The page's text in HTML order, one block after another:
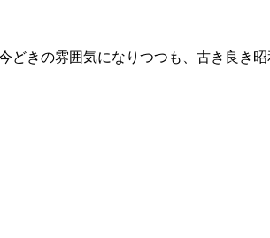
きの雰囲気になりつつも、古き良き